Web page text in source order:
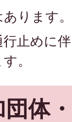
ります。
止めに
。
体